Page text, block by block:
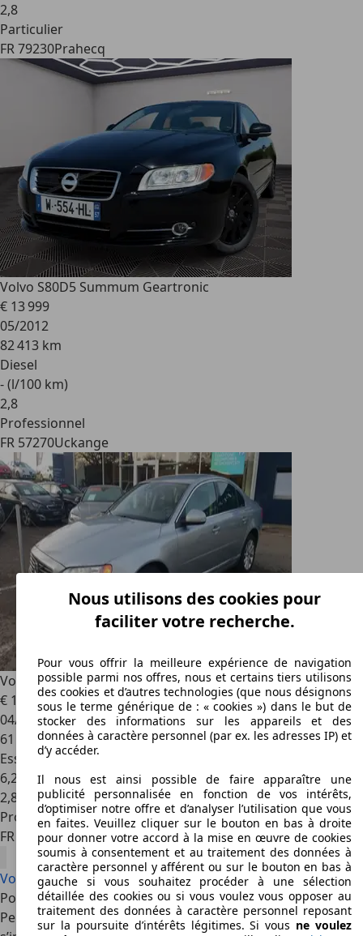
2,8
Particulier
FR 79230Prahecq
Volvo S80D5 Summum Geartronic
€ 13 999
05/2012
82 413 km
Diesel
- (l/100 km)
2,8
Professionnel
FR 57270Uckange
Volvo S80T5 Momentum
€ 16 990
04/2014
61 799 km
Essence
6,2 l/100 km (mixte)
2,8
Professionnel
FR 57000Metz
Voir toutes les offres Volvo S80
Points forts de la Volvo S80
Pensée pour les longs trajets et le confort quotidien, la S80
Nous utilisons des cookies pour
faciliter votre recherche.
Pour vous offrir la meilleure expérience de navigation
possible parmi nos offres, nous et certains tiers utilisons
des cookies et d’autres technologies (que nous désignons
sous le terme générique de : « cookies ») dans le but de
stocker des informations sur les appareils et des
données à caractère personnel (par ex. les adresses IP) et
d’y accéder.
Il nous est ainsi possible de faire apparaître une
publicité personnalisée en fonction de vos intérêts,
d’optimiser notre offre et d’analyser l’utilisation que vous
en faites. Veuillez cliquer sur le bouton en bas à droite
pour donner votre accord à la mise en œuvre de cookies
soumis à consentement et au traitement des données à
caractère personnel y afférent ou sur le bouton en bas à
gauche si vous souhaitez procéder à une sélection
détaillée des cookies ou si vous voulez vous opposer au
traitement des données à caractère personnel reposant
sur la poursuite d’intérêts légitimes. Si vous ne voulez